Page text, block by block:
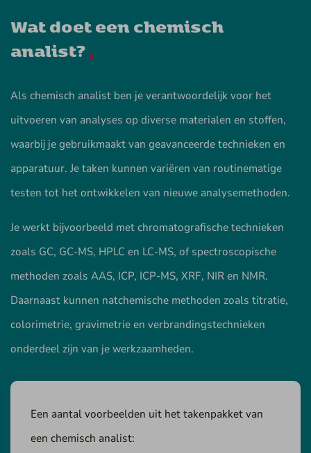
Wat doet een chemisch
analist?
Als chemisch analist ben je verantwoordelijk voor het
uitvoeren van analyses op diverse materialen en stoffen,
waarbij je gebruikmaakt van geavanceerde technieken en
apparatuur. Je taken kunnen variëren van routinematige
testen tot het ontwikkelen van nieuwe analysemethoden.
Je werkt bijvoorbeeld met chromatografische technieken
zoals GC, GC-MS, HPLC en LC-MS, of spectroscopische
methoden zoals AAS, ICP, ICP-MS, XRF, NIR en NMR.
Daarnaast kunnen natchemische methoden zoals titratie,
colorimetrie, gravimetrie en verbrandingstechnieken
onderdeel zijn van je werkzaamheden.
Een aantal voorbeelden uit het takenpakket van
een chemisch analist: